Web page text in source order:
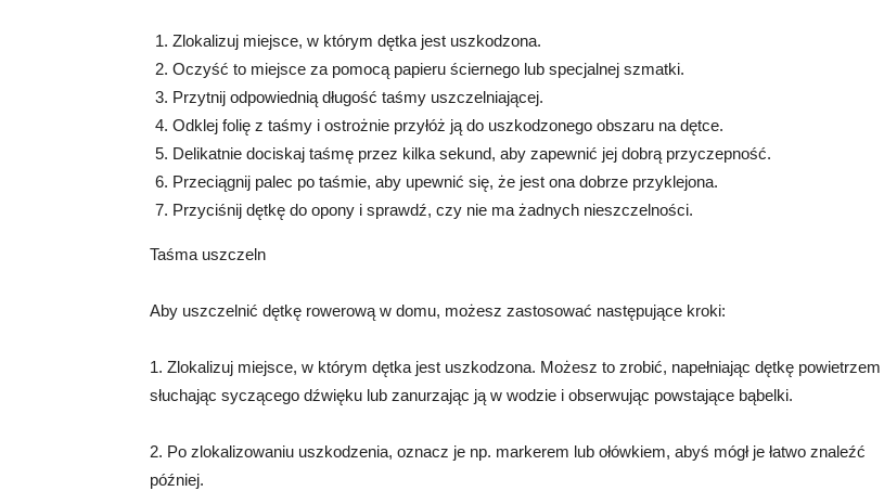
Zlokalizuj miejsce, w którym dętka jest uszkodzona.
Oczyść to miejsce za pomocą papieru ściernego lub specjalnej szmatki.
Przytnij odpowiednią długość taśmy uszczelniającej.
Odklej folię z taśmy i ostrożnie przyłóż ją do uszkodzonego obszaru na dętce.
Delikatnie dociskaj taśmę przez kilka sekund, aby zapewnić jej dobrą przyczepność.
Przeciągnij palec po taśmie, aby upewnić się, że jest ona dobrze przyklejona.
Przyciśnij dętkę do opony i sprawdź, czy nie ma żadnych nieszczelności.
Taśma uszczeln
Aby uszczelnić dętkę rowerową w domu, możesz zastosować następujące kroki:
1. Zlokalizuj miejsce, w którym dętka jest uszkodzona. Możesz to zrobić, napełniając dętkę powietrzem
słuchając syczącego dźwięku lub zanurzając ją w wodzie i obserwując powstające bąbelki.
2. Po zlokalizowaniu uszkodzenia, oznacz je np. markerem lub ołówkiem, abyś mógł je łatwo znaleźć
później.